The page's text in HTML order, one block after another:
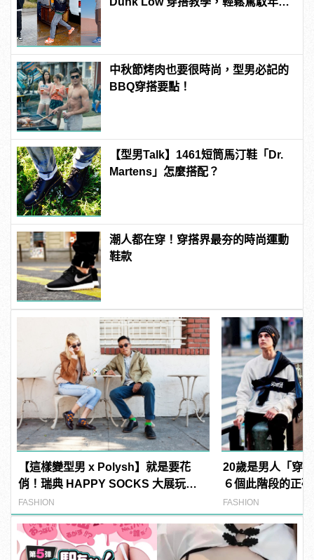
中秋節烤肉也要很時尚，型男必記的
BBQ穿搭要點！
【型男Talk】1461短筒馬汀鞋「Dr.
Martens」怎麼搭配？
潮人都在穿！穿搭界最夯的時尚運動
鞋款
【這樣變型男 x Polysh】就是要花
俏！瑞典 HAPPY SOCKS 大展玩心
創意的短襪時尚
FASHION
20歲是男人「穿
６個此階段的正
FASHION